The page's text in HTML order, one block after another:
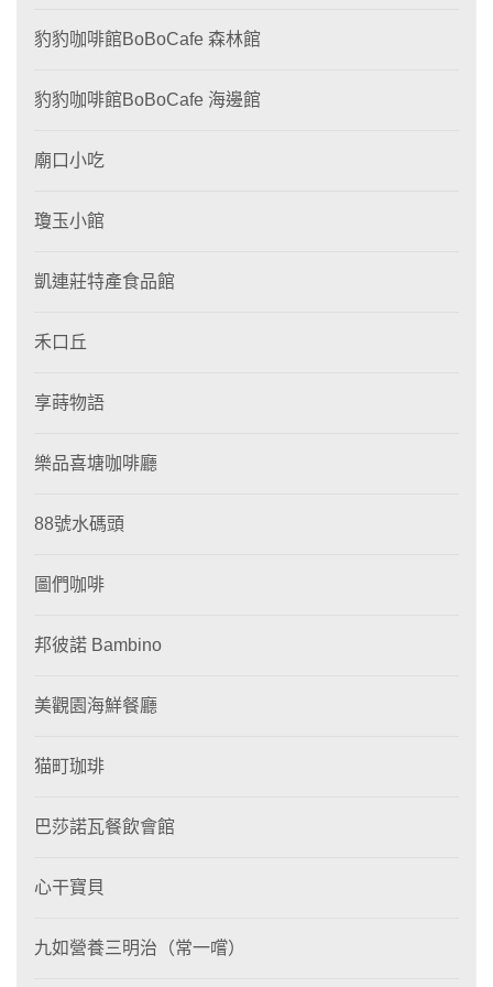
豹豹咖啡館BoBoCafe 森林館
豹豹咖啡館BoBoCafe 海邊館
廟口小吃
瓊玉小館
凱連莊特產食品館
禾口丘
享蒔物語
樂品喜塘咖啡廳
88號水碼頭
圖們咖啡
邦彼諾 Bambino
美觀園海鮮餐廳
猫町珈琲
巴莎諾瓦餐飲會館
心干寶貝
九如營養三明治（常一嚐）